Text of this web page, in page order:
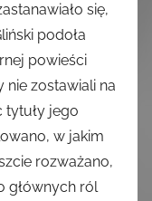
się,
podoła
powieści
nie zostawiali na
tytuły jego
w jakim
rozważano,
głównych ról